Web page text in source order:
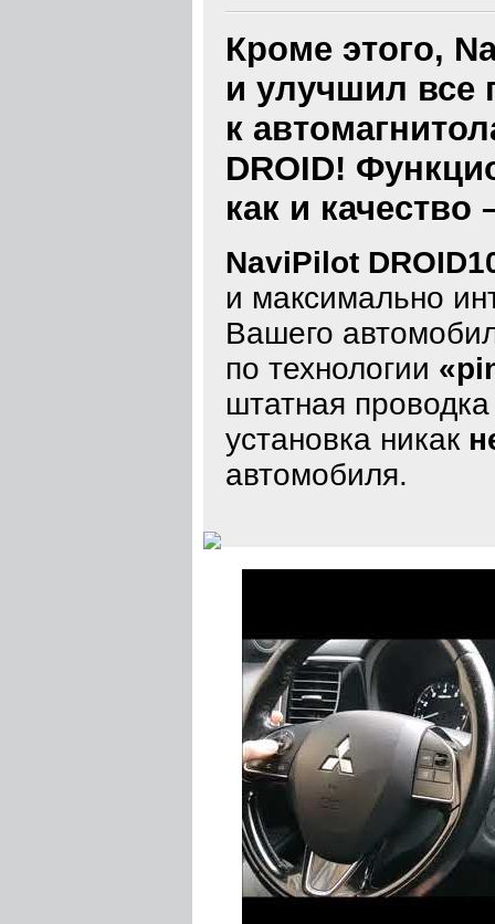
Кроме этого,
и улучшил все
к
DROID!
как и качество
NaviPilot
и максимально
Вашего
по технологии
штатная
установка никак
автомобиля.